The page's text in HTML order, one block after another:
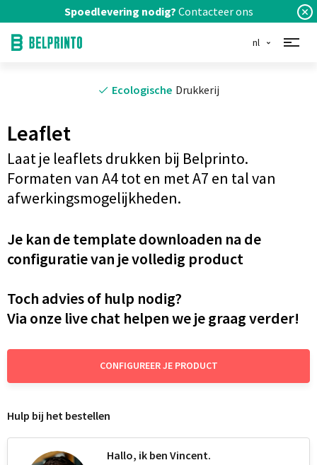
Spoedlevering nodig? Contacteer ons
nl
Ecologische Drukkerij
Leaflet
Laat je leaflets drukken bij Belprinto.
Formaten van A4 tot en met A7 en tal van
afwerkingsmogelijkheden.
Je kan de template downloaden na de
configuratie van je volledig product
Toch advies of hulp nodig?
Via onze live chat helpen we je graag verder!
CONFIGUREER JE PRODUCT
Hulp bij het bestellen
Hallo, ik ben Vincent.